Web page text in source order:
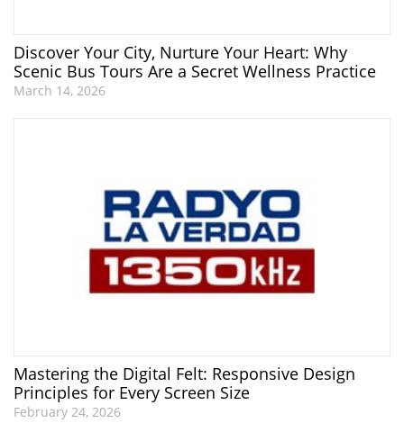
Discover Your City, Nurture Your Heart: Why
Scenic Bus Tours Are a Secret Wellness Practice
March 14, 2026
Mastering the Digital Felt: Responsive Design
Principles for Every Screen Size
February 24, 2026